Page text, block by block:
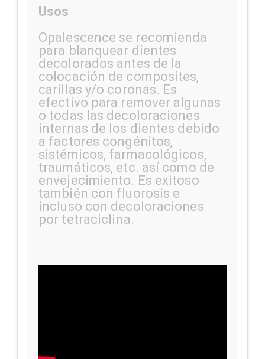
Usos
Opalescence se recomienda
para blanquear dientes
decolorados antes de la
colocación de composites,
carillas y/o coronas. Es
efectivo para remover algunas
o todas las decoloraciones
internas de los dientes debido
a factores congénitos,
sistémicos, farmacológicos,
traumáticos, etc. así como de
envejecimiento. Es exitoso
también con fluorosis e
incluso con decoloraciones
por tetraciclina.